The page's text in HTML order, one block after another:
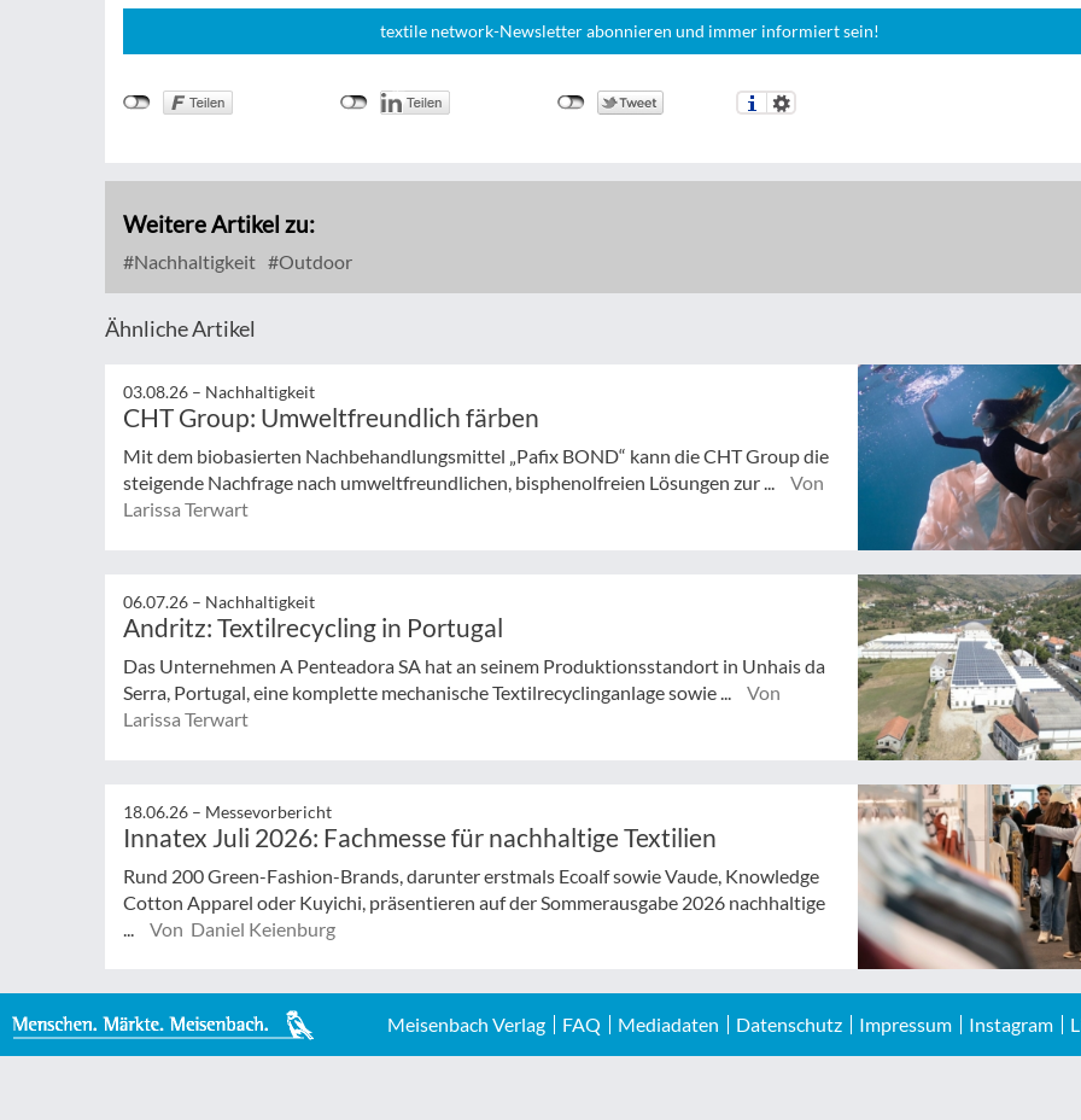
textile network-Newsletter abonnieren und immer informiert sein!
Weitere Artikel zu:
Nachhaltigkeit Outdoor
Ähnliche Artikel
03.08.26 – Nachhaltigkeit
CHT Group: Umweltfreundlich färben
Mit dem biobasierten Nachbehandlungsmittel „Pafix BOND“ kann die CHT Group die
steigende Nachfrage nach umweltfreundlichen, bisphenolfreien Lösungen zur ...
Von
Larissa Terwart
06.07.26 – Nachhaltigkeit
Andritz: Textilrecycling in Portugal
Das Unternehmen A Penteadora SA hat an seinem Produktionsstandort in Unhais da
Serra, Portugal, eine komplette mechanische Textilrecyclinganlage sowie ...
Von
Larissa Terwart
18.06.26 – Messevorbericht
Innatex Juli 2026: Fachmesse für nachhaltige Textilien
Rund 200 Green-Fashion-Brands, darunter erstmals Ecoalf sowie Vaude, Knowledge
Cotton Apparel oder Kuyichi, präsentieren auf der Sommerausgabe 2026 nachhaltige
Von Daniel Keienburg
Meisenbach Verlag FAQ Mediadaten Datenschutz Impressum Instagram